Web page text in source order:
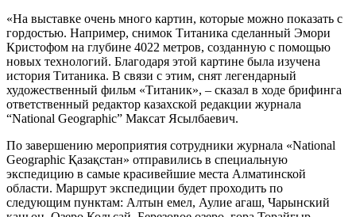
«На выставке очень много картин, которые можно показать с
гордостью. Например, снимок Титаника сделанный Эмори
Кристофом на глубине 4022 метров, созданную с помощью
новых технологий. Благодаря этой картине была изучена
история Титаника. В связи с этим, снят легендарный
художественный фильм «Титаник», – сказал в ходе брифинга
ответственный редактор казахской редакции журнала
“National Geographic” Максат Ясылбаевич.
По завершению мероприятия сотрудники журнала «National
Geographic Қазақстан» отправились в специальную
экспедицию в самые красивейшие места Алматинской
области. Маршрут экспедиции будет проходить по
следующим пунктам: Алтын емел, Аулие агаш, Чарынский